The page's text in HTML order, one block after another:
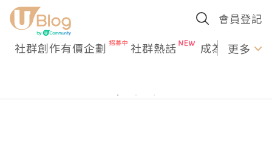
會員登記
社群創作有價企劃 社群熱話 成為U更多